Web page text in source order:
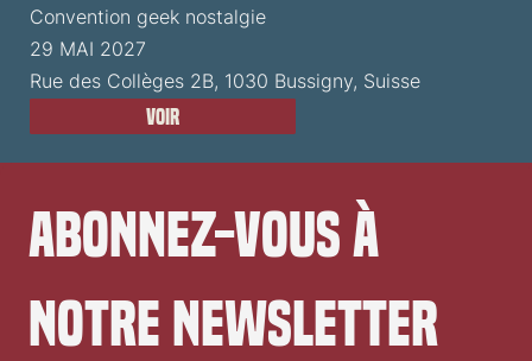
Convention geek nostalgie
29 MAI 2027
Rue des Collèges 2B, 1030 Bussigny, Suisse
Voir
Abonnez-vous à
notre newsletter